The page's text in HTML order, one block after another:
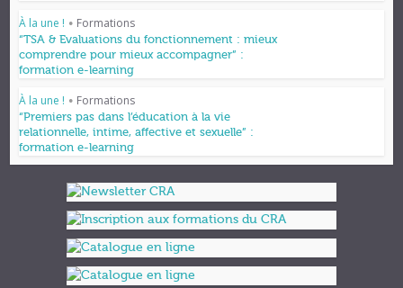
À la une ! • Formations
“TSA & Evaluations du fonctionnement : mieux
comprendre pour mieux accompagner” :
formation e-learning
À la une ! • Formations
“Premiers pas dans l’éducation à la vie
relationnelle, intime, affective et sexuelle” :
formation e-learning